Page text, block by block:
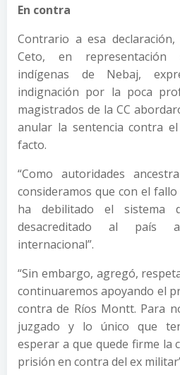
En contra
Contrario a esa
Ceto, en representación
indígenas de Nebaj,
indignación por la poca
magistrados de la CC
anular la sentencia contra
facto.
“Como autoridades
consideramos que con el
ha debilitado el
desacreditado al país
internacional”.
“Sin embargo, agregó,
continuaremos apoyando el
contra de Ríos Montt. Para
juzgado y lo único que
esperar a que quede firme la
prisión en contra del ex